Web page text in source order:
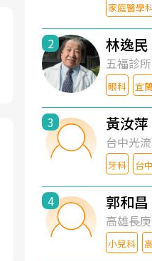
家庭醫學
2 林逸
五福診所
眼科 宜
3 黃汝
台中光
牙科 台
4 郭和
高雄長
小兒科